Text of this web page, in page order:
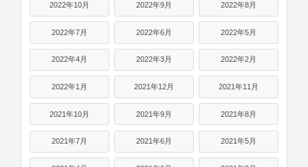
2022年10月 2022年9月 2022年8月
2022年7月 2022年6月 2022年5月
2022年4月 2022年3月 2022年2月
2022年1月 2021年12月 2021年11月
2021年10月 2021年9月 2021年8月
2021年7月 2021年6月 2021年5月